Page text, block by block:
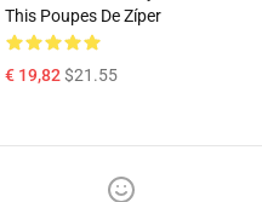
This Poupes De Zíper
€ 19,82$21.55